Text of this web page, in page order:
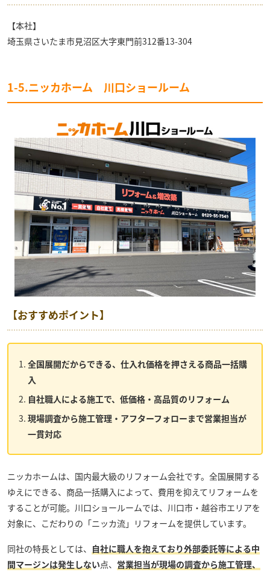
【本社】
埼玉県さいたま市見沼区大字東門前312番13-304
1-5.ニッカホーム 川口ショールーム
【おすすめポイント】
全国展開だからできる、仕入れ価格を押さえる商品一括購
入
自社職人による施工で、低価格・高品質のリフォーム
現場調査から施工管理・アフターフォローまで営業担当が
一貫対応
ニッカホームは、国内最大級のリフォーム会社です。全国展開する
ゆえにできる、商品一括購入によって、費用を抑えてリフォームを
することが可能。 川口ショールームでは、川口市・越谷市エリアを
対象に、こだわりの「ニッカ流」リフォームを提供しています。
同社の特長としては、 自社に職人を抱えており外部委託等による中
間マージンは発生しない点、 営業担当が現場の調査から施工管理、